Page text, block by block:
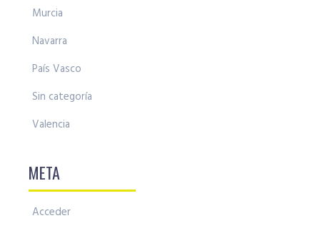
Murcia
Navarra
País Vasco
Sin categoría
Valencia
META
Acceder